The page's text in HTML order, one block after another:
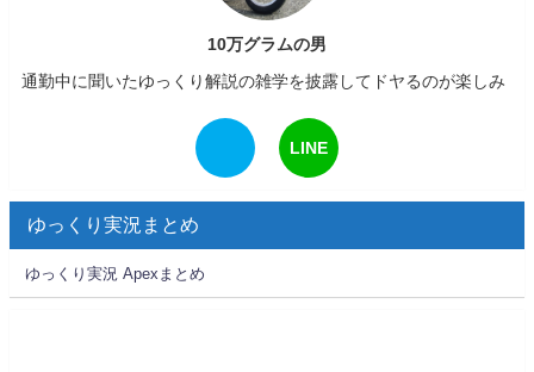
10万グラムの男
通勤中に聞いたゆっくり解説の雑学を披露してドヤるのが楽しみ
LINE
ゆっくり実況まとめ
ゆっくり実況 Apexまとめ